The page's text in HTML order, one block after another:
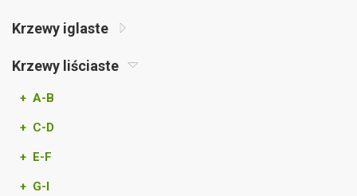
Krzewy iglaste
Krzewy liściaste
+ A-B
+ C-D
+ E-F
+ G-I